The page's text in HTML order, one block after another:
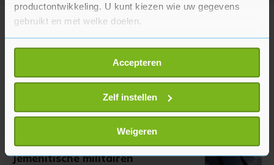
productontwikkeling. U kunt kiezen wie uw gegevens
gebruikt en met welke doelen.
Als u het toestaat, willen we ook graag:
Informatie verzamelen over uw geografische
locatie, die tot een paar meter nauwkeurig kan zijn
Uw apparaat identificeren door het actief te
scannen op specifieke eigenschappen (fingerprinting)
Lees meer over hoe uw persoonlijke gegevens worden
verwerkt en stel uw voorkeuren in het
U kunt uw toestemming op elk moment wijzigen of
Accepteren
Zelf instellen
Weigeren
Meer uit Buitenland
Spanje dreigt met maatregelen
tegen Italië om grenscontroles
Doden bij droneaanval Houthi's op
Jemenitische militairen